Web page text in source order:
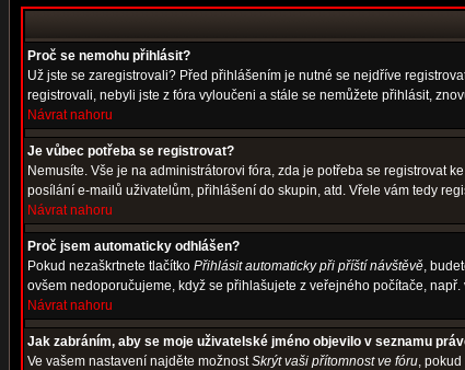
Proč se nemohu přihlásit?
Už jste se zaregistrovali? Před přihlášením je nutné se nejdříve
registrovali, nebyli jste z fóra vyloučeni a stále se nemůžete přihlásit,
Návrat nahoru
Je vůbec potřeba se registrovat?
Nemusíte. Vše je na administrátorovi fóra, zda je potřeba se registrovat
posílání e-mailů uživatelům, přihlášení do skupin, atd. Vřele vám tedy
Návrat nahoru
Proč jsem automaticky odhlášen?
Pokud nezaškrtnete tlačítko Přihlásit automaticky při příští návštěvě,
ovšem nedoporučujeme, když se přihlašujete z veřejného počítače,
Návrat nahoru
Jak zabráním, aby se moje uživatelské jméno objevilo v seznamu
Ve vašem nastavení najděte možnostSkrýt vaši přítomnost ve fóru,